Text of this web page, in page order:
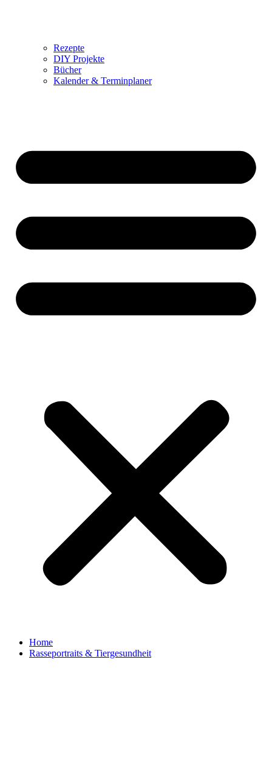
Rezepte
DIY Projekte
Bücher
Kalender & Terminplaner
Home
Rasseportraits & Tiergesundheit